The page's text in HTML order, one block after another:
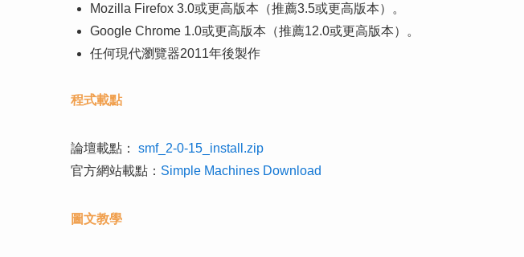
Mozilla Firefox 3.0或更高版本（推薦3.5或更高版本）。
Google Chrome 1.0或更高版本（推薦12.0或更高版本）。
任何現代瀏覽器2011年後製作
程式載點
論壇載點： smf_2-0-15_install.zip
官方網站載點： Simple Machines Download
圖文教學